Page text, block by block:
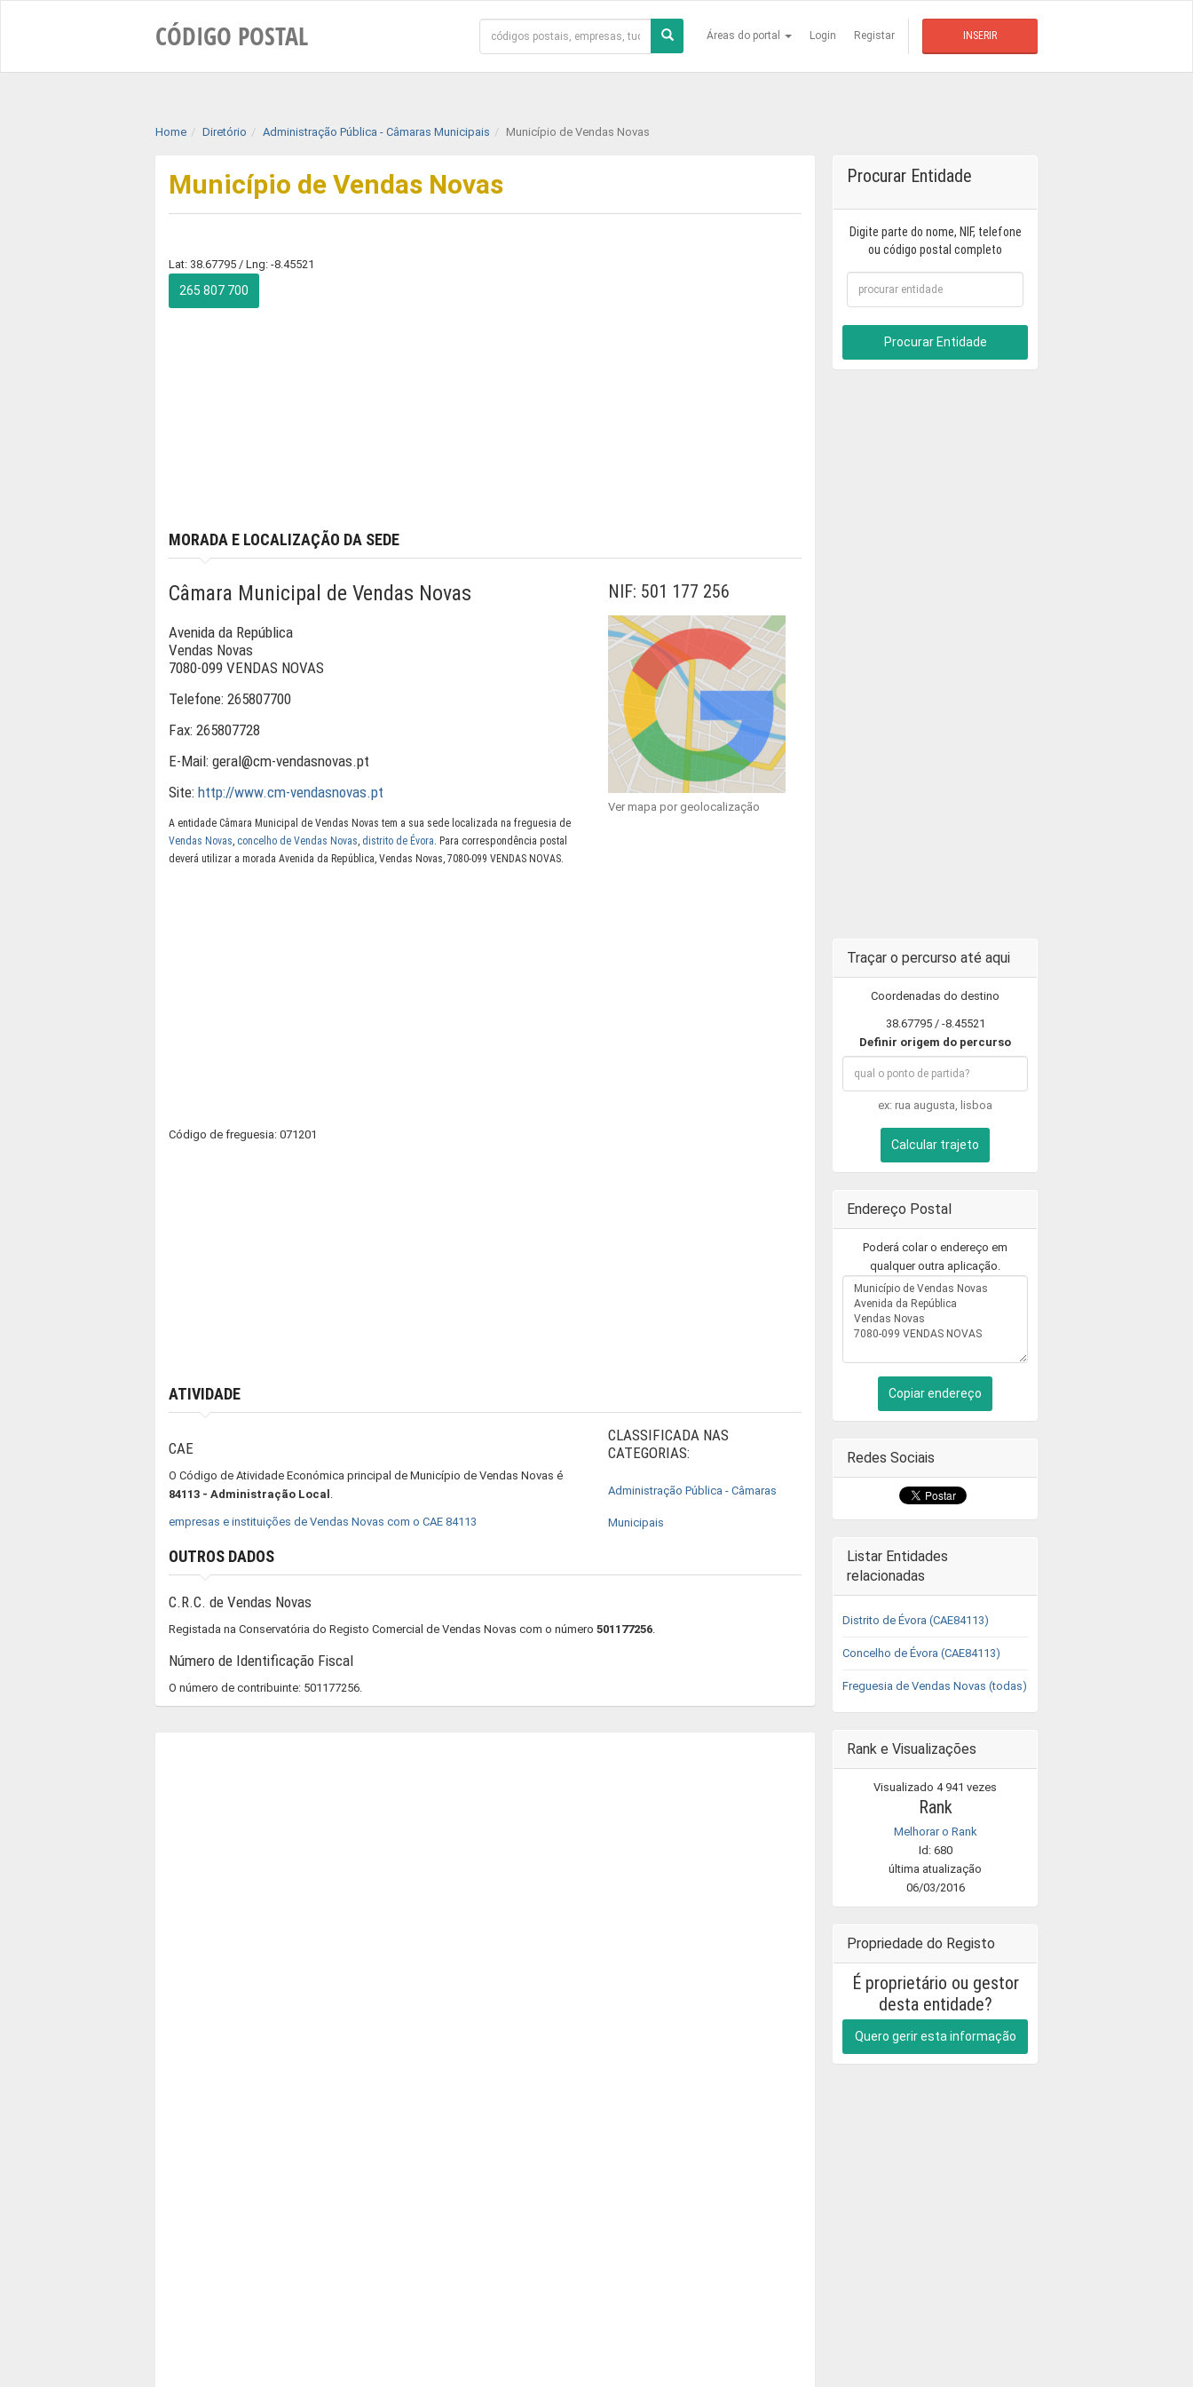
CÓDIGO POSTAL Áreas do portal Login Registar INSERIR
Home Diretório Administração Pública - Câmaras Municipais Município de Vendas Novas
Município de Vendas Novas
Lat: 38.67795 / Lng: -8.45521
265 807 700
MORADA E LOCALIZAÇÃO DA SEDE
Câmara Municipal de Vendas Novas
Avenida da República
Vendas Novas
7080-099 VENDAS NOVAS
Telefone: 265807700
Fax: 265807728
E-Mail: geral@cm-vendasnovas.pt
Site: http://www.cm-vendasnovas.pt
A entidade Câmara Municipal de Vendas Novas tem a sua sede localizada na freguesia de
Vendas Novas, concelho de Vendas Novas, distrito de Évora. Para correspondência postal
deverá utilizar a morada Avenida da República, Vendas Novas, 7080-099 VENDAS NOVAS.
Código de freguesia: 071201
NIF: 501 177 256
Ver mapa por geolocalização
ATIVIDADE
CAE
O Código de Atividade Económica principal de Município de Vendas Novas é
84113 - Administração Local .
empresas e instituições de Vendas Novas com o CAE 84113
CLASSIFICADA NAS
CATEGORIAS:
Administração Pública - Câmaras
Municipais
OUTROS DADOS
C.R.C. de Vendas Novas
Registada na Conservatória do Registo Comercial de Vendas Novas com o número 501177256.
Número de Identificação Fiscal
O número de contribuinte: 501177256.
Procurar Entidade
Digite parte do nome, NIF, telefone
ou código postal completo
Procurar Entidade
Traçar o percurso até aqui
Coordenadas do destino
38.67795 / -8.45521
Definir origem do percurso
ex: rua augusta, lisboa
Calcular trajeto
Endereço Postal
Poderá colar o endereço em
qualquer outra aplicação.
Copiar endereço
Redes Sociais
Listar Entidades
relacionadas
Distrito de Évora (CAE84113)
Concelho de Évora (CAE84113)
Freguesia de Vendas Novas (todas)
Rank e Visualizações
Visualizado 4 941 vezes
Rank
Melhorar o Rank
Id: 680
última atualização
06/03/2016
Propriedade do Registo
É proprietário ou gestor
desta entidade?
Quero gerir esta informação